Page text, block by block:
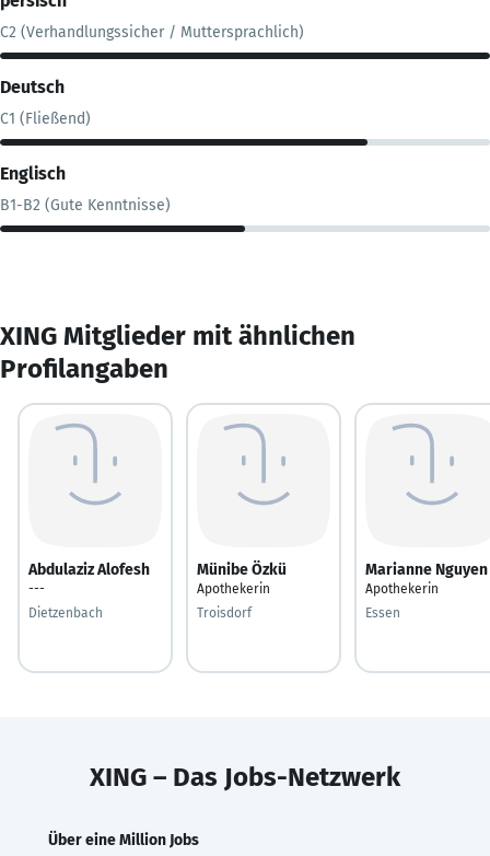
C2 (Verhandlungssicher / Muttersprachlich)
Deutsch
C1 (Fließend)
Englisch
B1-B2 (Gute Kenntnisse)
XING Mitglieder mit ähnlichen
Profilangaben
Abdulaziz Alofesh
---
Dietzenbach
Münibe Özkü
Apothekerin
Troisdorf
Marianne Nguyen
Apothekerin
Essen
XING – Das Jobs-Netzwerk
Über eine Million Jobs